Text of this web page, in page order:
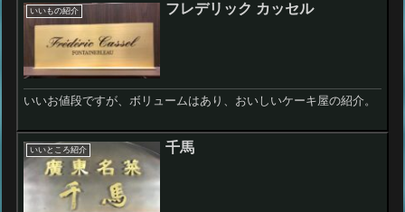
いいもの紹介 フレデリック カッセル
いいお値段ですが、ボリュームはあり、おいしいケーキ屋の紹介。
いいところ紹介 千馬